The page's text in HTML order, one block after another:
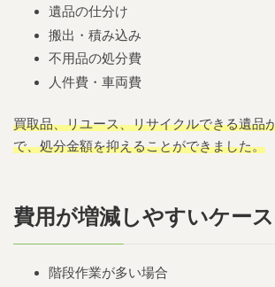
遺品の仕分け
搬出・積み込み
不用品の処分費
人件費・車両費
買取品、リユース、リサイクルできる遺品
で、処分金額を抑えることができました。
費用が増減しやすいケース
階段作業が多い場合